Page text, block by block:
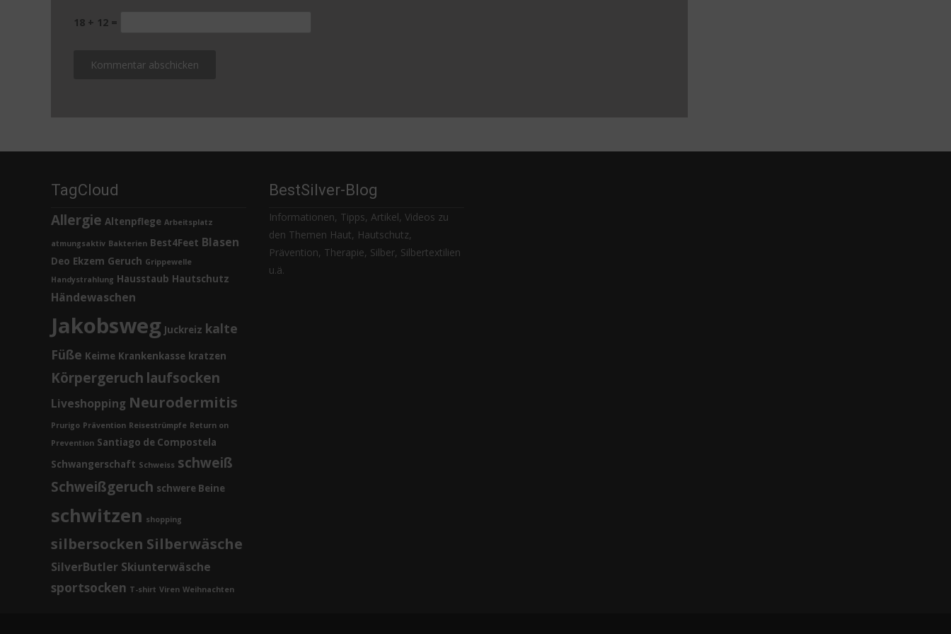
18 + 12 =
TagCloud
Allergie Altenpflege Arbeitsplatz
atmungsaktiv Bakterien Best4Feet Blasen
Deo Ekzem Geruch Grippewelle
Handystrahlung Hausstaub Hautschutz
Händewaschen
Jakobsweg Juckreiz kalte
Füße Keime Krankenkasse kratzen
Körpergeruch laufsocken
Liveshopping Neurodermitis
Prurigo Prävention Reisestrümpfe Return on
Prevention Santiago de Compostela
Schwangerschaft Schweiss schweiß
Schweißgeruch schwere Beine
schwitzen shopping
silbersocken Silberwäsche
SilverButler Skiunterwäsche
sportsocken T-shirt Viren Weihnachten
BestSilver-Blog
Informationen, Tipps, Artikel, Videos zu
den Themen Haut, Hautschutz,
Prävention, Therapie, Silber, Silbertextilien
u.ä.